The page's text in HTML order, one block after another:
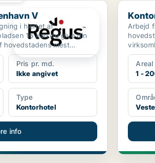
V
V
i hjertet af
16 kan du give din
hovedstadens mest
Pris pr. md.
Ikke angivet
Type
Kontorhotel
info
Kontor
Arbejd
Areal
1 -